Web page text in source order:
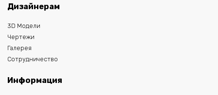
Дизайнерам
3D Модели
Чертежи
Галерея
Сотрудничество
Информация